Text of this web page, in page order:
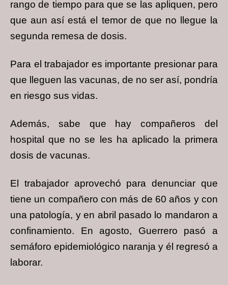
rango de tiempo para que se las apliquen, pero
que aun así está el temor de que no llegue la
segunda remesa de dosis.
Para el trabajador es importante presionar para
que lleguen las vacunas, de no ser así, pondría
en riesgo sus vidas.
Además, sabe que hay compañeros del
hospital que no se les ha aplicado la primera
dosis de vacunas.
El trabajador aprovechó para denunciar que
tiene un compañero con más de 60 años y con
una patología, y en abril pasado lo mandaron a
confinamiento. En agosto, Guerrero pasó a
semáforo epidemiológico naranja y él regresó a
laborar.